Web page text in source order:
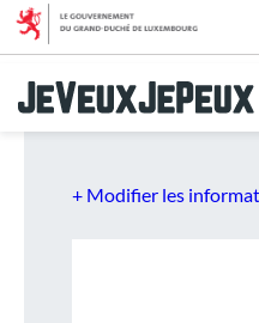
Aller au menu
Aller à la recherche
+ Modifier les